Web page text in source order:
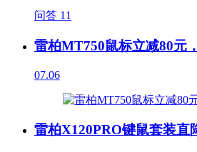
问答 11
雷柏MT750鼠标立减80元
07.06
雷柏X120PRO键鼠套装直